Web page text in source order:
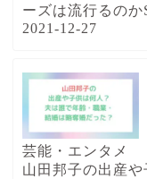
ーズは流行るのか
2021-12-27
芸能・エンタメ
山田邦子の出産